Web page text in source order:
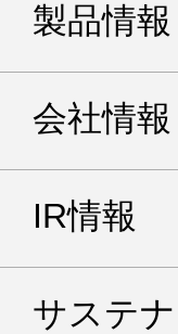
製品情報
会社情報
IR情報
サステ